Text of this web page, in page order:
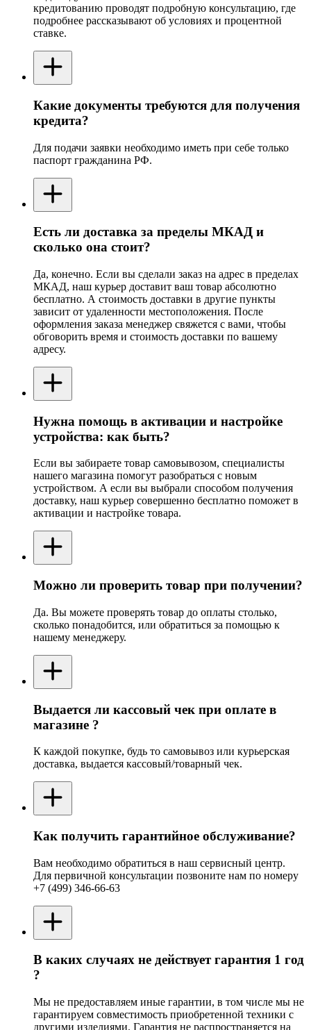
кредитованию проводят подробную консультацию, где
подробнее рассказывают об условиях и процентной
ставке.
Какие документы требуются для получения
кредита?
Для подачи заявки необходимо иметь при себе только
паспорт гражданина РФ.
Есть ли доставка за пределы МКАД и
сколько она стоит?
Да, конечно. Если вы сделали заказ на адрес в пределах
МКАД, наш курьер доставит ваш товар абсолютно
бесплатно. А стоимость доставки в другие пункты
зависит от удаленности местоположения. После
оформления заказа менеджер свяжется с вами, чтобы
обговорить время и стоимость доставки по вашему
адресу.
Нужна помощь в активации и настройке
устройства: как быть?
Если вы забираете товар самовывозом, специалисты
нашего магазина помогут разобраться с новым
устройством. А если вы выбрали способом получения
доставку, наш курьер совершенно бесплатно поможет в
активации и настройке товара.
Можно ли проверить товар при получении?
Да. Вы можете проверять товар до оплаты столько,
сколько понадобится, или обратиться за помощью к
нашему менеджеру.
Выдается ли кассовый чек при оплате в
магазине ?
К каждой покупке, будь то самовывоз или курьерская
доставка, выдается кассовый/товарный чек.
Как получить гарантийное обслуживание?
Вам необходимо обратиться в наш сервисный центр.
Для первичной консультации позвоните нам по номеру
+7 (499) 346-66-63
В каких случаях не действует гарантия 1 год
?
Мы не предоставляем иные гарантии, в том числе мы не
гарантируем совместимость приобретенной техники с
другими изделиями. Гарантия не распространяется на